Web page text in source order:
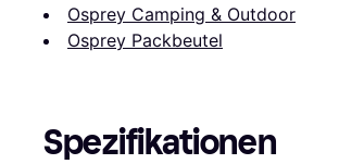
Osprey Camping & Outdoor
Osprey Packbeutel
Spezifikationen